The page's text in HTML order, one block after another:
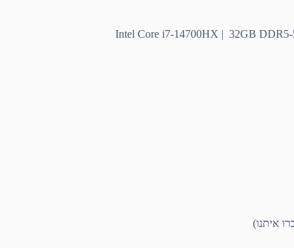
Intel Core i7-14700HX | 32GB